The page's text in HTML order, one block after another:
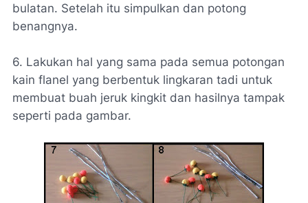
bulatan. Setelah itu simpulkan dan potong
benangnya.
6. Lakukan hal yang sama pada semua potongan
kain flanel yang berbentuk lingkaran tadi untuk
membuat buah jeruk kingkit dan hasilnya tampak
seperti pada gambar.